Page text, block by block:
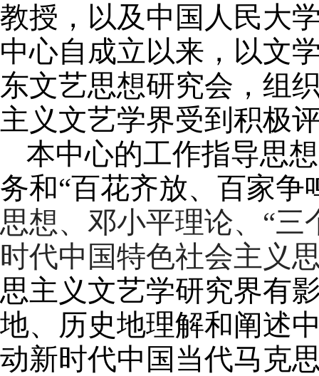
教授，以及中国人民大
中心自成立以来，以文
东文艺思想研究会，组
主义文艺学界受到积极
本中心的工作指导思
务和“百花齐放、百家争
思想、邓小平理论、“
时代中国特色社会主义
思主义文艺学研究界有
地、历史地理解和阐述
动新时代中国当代马克